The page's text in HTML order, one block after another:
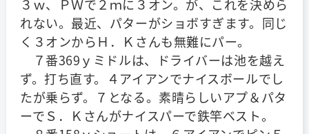
３ｗ、ＰＷで２ｍに３オン。が、これを決めら
れない。最近、パターがショボすぎます。同じ
く３オンからＨ．Ｋさんも無難にパー。
７番369ｙミドルは、ドライバーは池を越え
ず。打ち直す。４アイアンでナイスボールでし
たが乗らず。７となる。素晴らしいアプ＆パタ
ーでＳ．Ｋさんがナイスパーで鉄竿ベスト。